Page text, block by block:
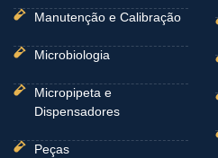
Manutenção e Calibração
Microbiologia
Micropipeta e
Dispensadores
Peças